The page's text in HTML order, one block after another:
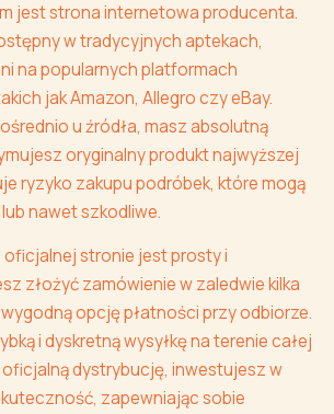
jest strona internetowa producenta.
w tradycyjnych aptekach,
na popularnych platformach
jak Amazon, Allegro czy eBay.
u źródła, masz absolutną
oryginalny produkt najwyższej
ryzyko zakupu podróbek, które mogą
nawet szkodliwe.
oficjalnej stronie jest prosty i
złożyć zamówienie w zaledwie kilka
opcję płatności przy odbiorze.
i dyskretną wysyłkę na terenie całej
oficjalną dystrybucję, inwestujesz w
zapewniając sobie